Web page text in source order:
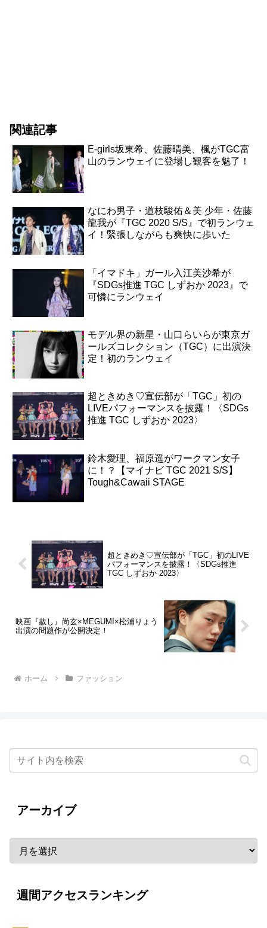
関連記事
E-girls坂東希、佐藤晴美、楓がTGC富
山のランウェイに登場し観客を魅了！
なにわ男子・道枝駿佑＆美 少年・佐藤
龍我が『TGC 2020 S/S』で初ランウェ
イ！緊張しながらも爽快に歩いた
「イマドキ」ガール入江美沙希が
『SDGs推進 TGC しずおか 2023』で
可憐にランウェイ
モデル界の新星・山口らいらが東京ガ
ールズコレクション（TGC）に出演決
定！初のランウェイ
超ときめき♡宣伝部が「TGC」初の
LIVEパフォーマンスを披露！〈SDGs
推進 TGC しずおか 2023〉
鈴木愛理、福原遥がワークマン女子
に！？【マイナビ TGC 2021 S/S】
Tough&Cawaii STAGE
超ときめき♡宣伝部が「TGC」初のLIVE
パフォーマンスを披露！〈SDGs推進
TGC しずおか 2023〉
映画『赦し』尚玄×MEGUMI×松浦りょう
出演の問題作が公開決定！
ホーム ファッション
アーカイブ
週間アクセスランキング